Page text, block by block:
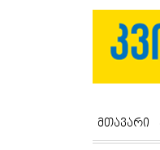
მთავარი